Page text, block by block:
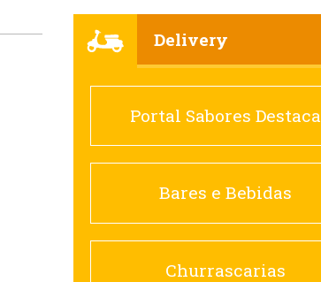
Cafés
Churrascarias
Comida saudável
Delivery
Portal Sabores Destaca
Bares e Bebidas
Churrascarias